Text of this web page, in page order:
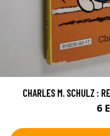
CHARLES M. SCHULZ :
6